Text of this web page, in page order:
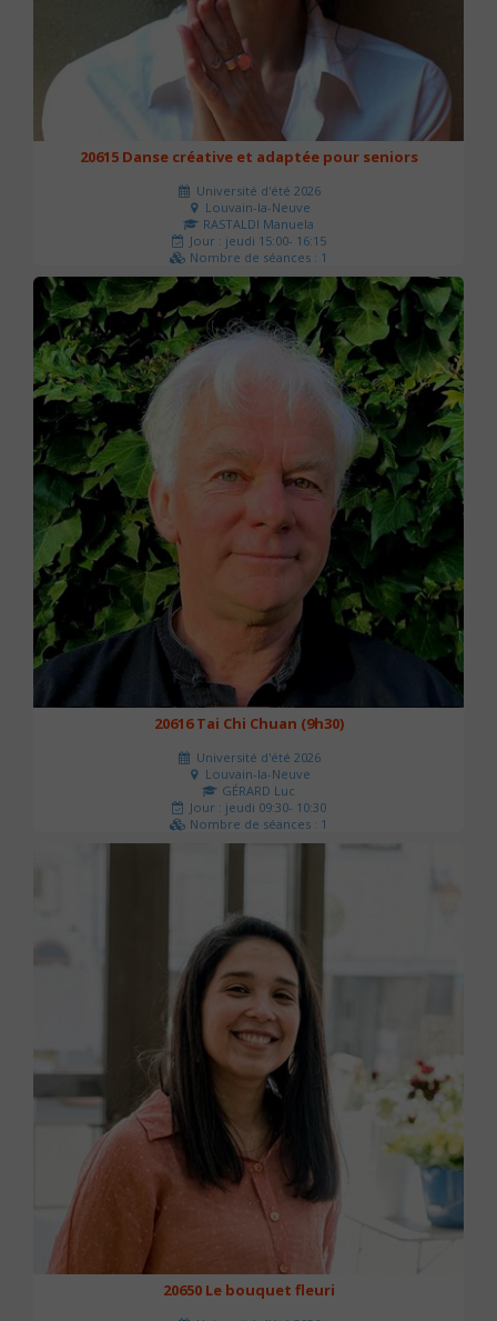
20615 Danse créative et adaptée pour seniors
Université d'été 2026
Louvain-la-Neuve
RASTALDI Manuela
Jour : jeudi 15:00- 16:15
Nombre de séances : 1
0 €
20616 Tai Chi Chuan (9h30)
Université d'été 2026
Louvain-la-Neuve
GÉRARD Luc
Jour : jeudi 09:30- 10:30
Nombre de séances : 1
20650 Le bouquet fleuri